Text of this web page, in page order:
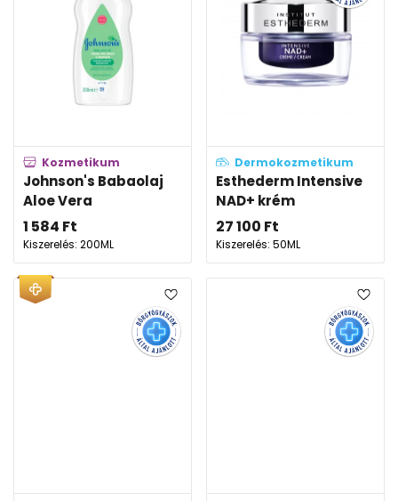
Kozmetikum
Johnson's Babaolaj
Aloe Vera
1 584 Ft
Kiszerelés: 200ML
Dermokozmetikum
Esthederm Intensive
NAD+ krém
27 100 Ft
Kiszerelés: 50ML